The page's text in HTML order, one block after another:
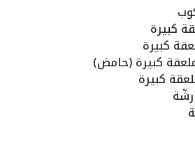
كبيرة
كبيرة (حامض)
كبيرة